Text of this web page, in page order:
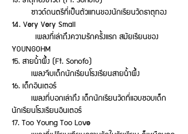
ซาวด์ดนตรีที่เป็นตัวแทนของนักเรียนวัดธาตุทอง
14. Very Very Small
เพลงที่เล่าถึงความรักครั้งแรก สมัยเรียนของ
YOUNGOHM
15. สายน้ำผึ้ง (Ft. Sonofo)
เพลงจีบเด็กนักเรียนโรงเรียนสายน้ำผึ้ง
16. เด็กอินเตอร์
เพลงที่บอกเล่าถึง เด็กนักเรียนวัดที่แอบชอบเด็ก
นักเรียนโรงเรียนอินเตอร์
17. Too Young Too Love